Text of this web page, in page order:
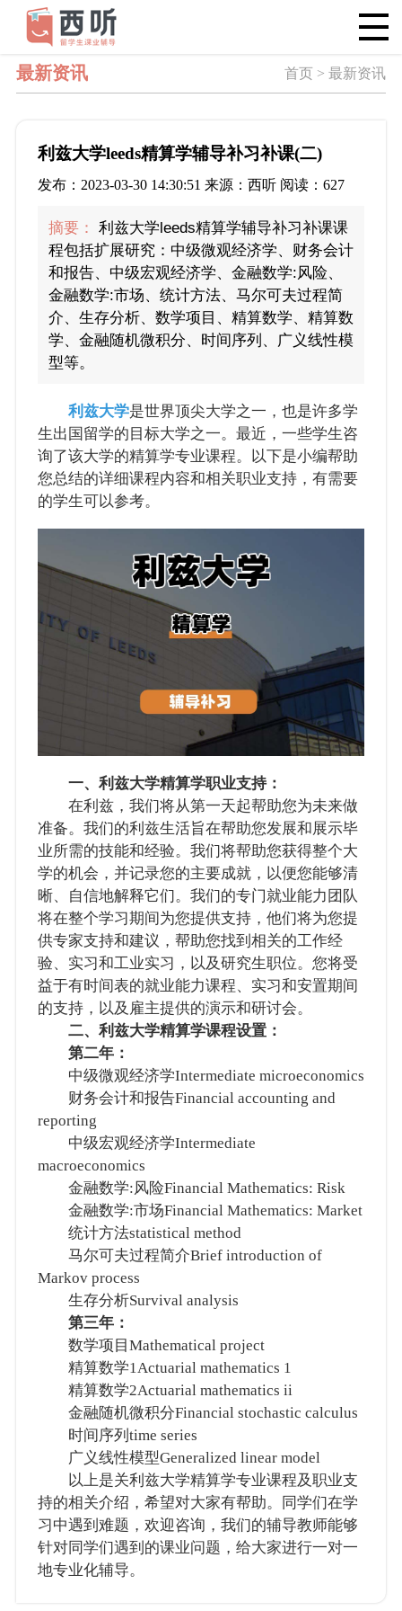
最新资讯 首页 > 最新资讯
利兹大学leeds精算学辅导补习补课(二)
发布：2023-03-30 14:30:51 来源：西听 阅读：627
摘要：
利兹大学leeds精算学辅导补习补课课
程包括扩展研究：中级微观经济学、财务会计
和报告、中级宏观经济学、金融数学:风险、
金融数学:市场、统计方法、马尔可夫过程简
介、生存分析、数学项目、精算数学、精算数
学、金融随机微积分、时间序列、广义线性模
型等。
利兹大学是世界顶尖大学之一，也是许多学
生出国留学的目标大学之一。最近，一些学生咨
询了该大学的精算学专业课程。以下是小编帮助
您总结的详细课程内容和相关职业支持，有需要
的学生可以参考。
一、利兹大学精算学职业支持：
在利兹，我们将从第一天起帮助您为未来做
准备。我们的利兹生活旨在帮助您发展和展示毕
业所需的技能和经验。我们将帮助您获得整个大
学的机会，并记录您的主要成就，以便您能够清
晰、自信地解释它们。我们的专门就业能力团队
将在整个学习期间为您提供支持，他们将为您提
供专家支持和建议，帮助您找到相关的工作经
验、实习和工业实习，以及研究生职位。您将受
益于有时间表的就业能力课程、实习和安置期间
的支持，以及雇主提供的演示和研讨会。
二、利兹大学精算学课程设置：
第二年：
中级微观经济学Intermediate microeconomics
财务会计和报告Financial accounting and
reporting
中级宏观经济学Intermediate
macroeconomics
金融数学:风险Financial Mathematics: Risk
金融数学:市场Financial Mathematics: Market
统计方法statistical method
马尔可夫过程简介Brief introduction of
Markov process
生存分析Survival analysis
第三年：
数学项目Mathematical project
精算数学1Actuarial mathematics 1
精算数学2Actuarial mathematics ii
金融随机微积分Financial stochastic calculus
时间序列time series
广义线性模型Generalized linear model
以上是关利兹大学精算学专业课程及职业支
持的相关介绍，希望对大家有帮助。同学们在学
习中遇到难题，欢迎咨询，我们的辅导教师能够
针对同学们遇到的课业问题，给大家进行一对一
地专业化辅导。